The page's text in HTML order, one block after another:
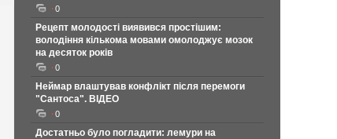
0
Рецепт молодості виявився простішим:
володіння кількома мовами омолоджує мозок
на десяток років
0
Неймар влаштував конфлікт після перемоги
"Сантоса". ВІДЕО
0
Достатньо було погладити: лемури на